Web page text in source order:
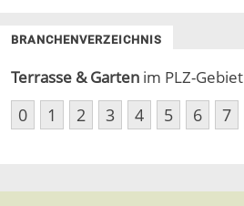
BRANCHENVERZEICHNIS
Terrasse & Garten im PLZ-Gebiet
0 1 2 3 4 5 6 7